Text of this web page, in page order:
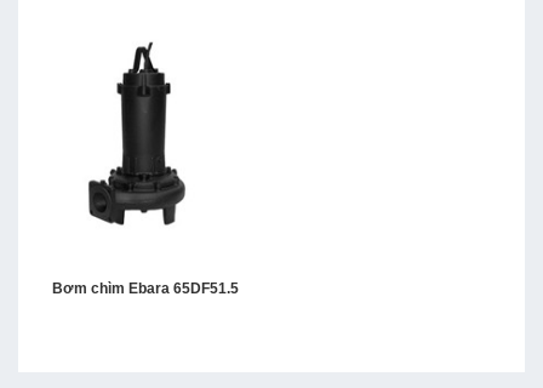
Bơm chìm Ebara 65DF51.5